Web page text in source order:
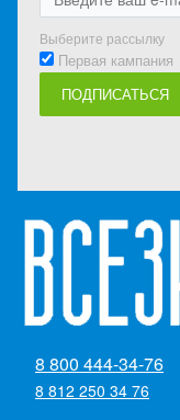
Выберите рассылку
Первая кампания
ПОДПИСАТЬСЯ
8 800 444-34-76
8 812 250 34 76